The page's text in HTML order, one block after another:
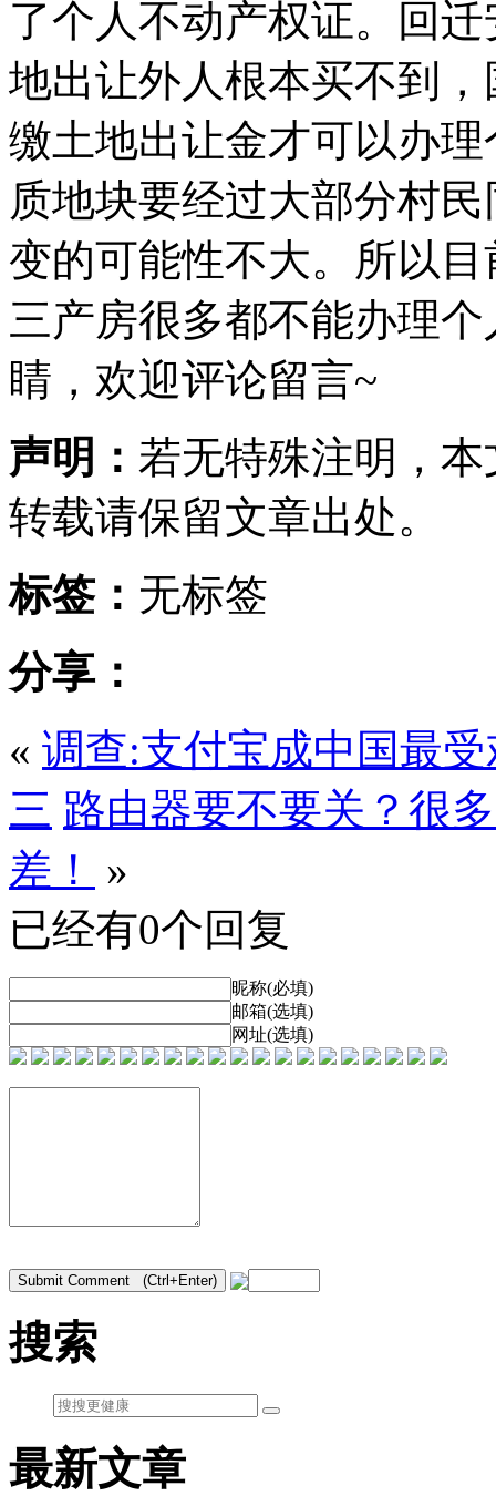
了个人不动产权证。回
地出让外人根本买不到
缴土地出让金才可以办
质地块要经过大部分村
变的可能性不大。所以
三产房很多都不能办理
睛，欢迎评论留言~
声明： 若无特殊注明，
转载请保留文章出处。
标签： 无标签
分享：
« 调查:支付宝成中国最
三 路由器要不要关？很
差！
»
已经有0个回复
昵称(必填)
邮箱(选填)
网址(选填)
搜索
最新文章